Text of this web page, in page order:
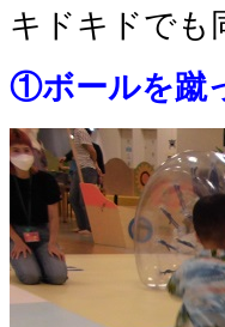
キドキドでも
①ボールを蹴